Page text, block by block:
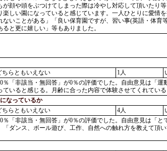
顔や頭をぶつけてしまった際は冷やし対応して頂いた
しい園になっていると感じています。一人ひとりに愛
いことがある」「良い保育園ですが、習い事(英語・体
と更に嬉しい」等もありました。
ちらともいえない 1人
％「非該当・無回答」が0％の評価でした。自由意見は
いると感じる。月齢に合った内容で体験させてくれてい
なっているか
ちらともいえない 4人
％「非該当・無回答」が0％の評価でした。自由意見は
ダンス、ボール遊び、工作、自然への触れ方を教えて